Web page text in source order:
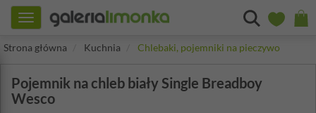
Toggle
navigation
Strona główna
Kuchnia Chlebaki, pojemniki na pieczywo
Pojemnik na chleb biały Single Breadboy
Wesco